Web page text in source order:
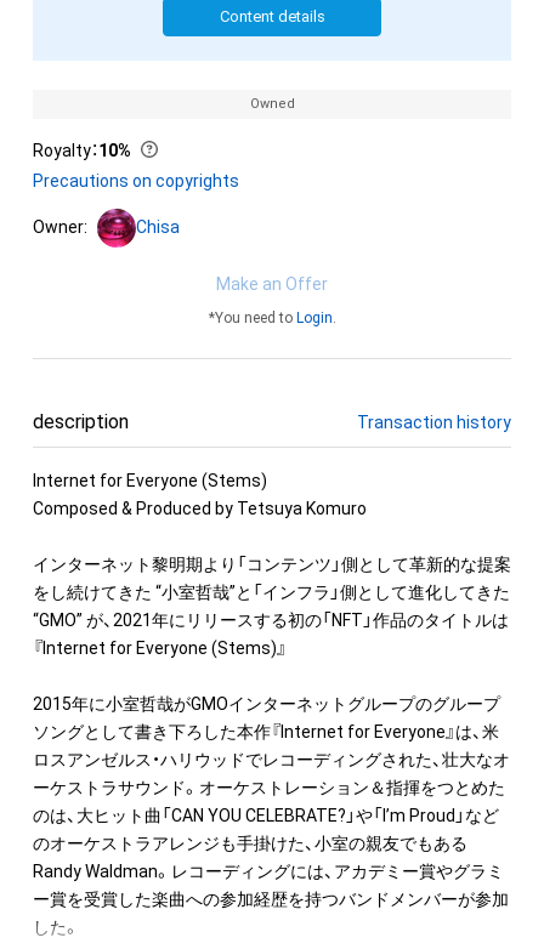
Content details
Owned
Royalty：10%
Precautions on copyrights
Owner: Chisa
Make an Offer
*You need to Login.
description Transaction history
Internet for Everyone (Stems)
Composed & Produced by Tetsuya Komuro
インターネット黎明期より「コンテンツ」側として革新的な提案
をし続けてきた “小室哲哉”と「インフラ」側として進化してきた
“GMO” が、2021年にリリースする初の「NFT」作品のタイトルは
『Internet for Everyone (Stems)』
2015年に小室哲哉がGMOインターネットグループのグループ
ソングとして書き下ろした本作『Internet for Everyone』は、米
ロスアンゼルス・ハリウッドでレコーディングされた、壮大なオ
ーケストラサウンド。オーケストレーション＆指揮をつとめた
のは、大ヒット曲「CAN YOU CELEBRATE?」や「I’m Proud」など
のオーケストラアレンジも手掛けた、小室の親友でもある
Randy Waldman。レコーディングには、アカデミー賞やグラミ
ー賞を受賞した楽曲への参加経歴を持つバンドメンバーが参加
した。